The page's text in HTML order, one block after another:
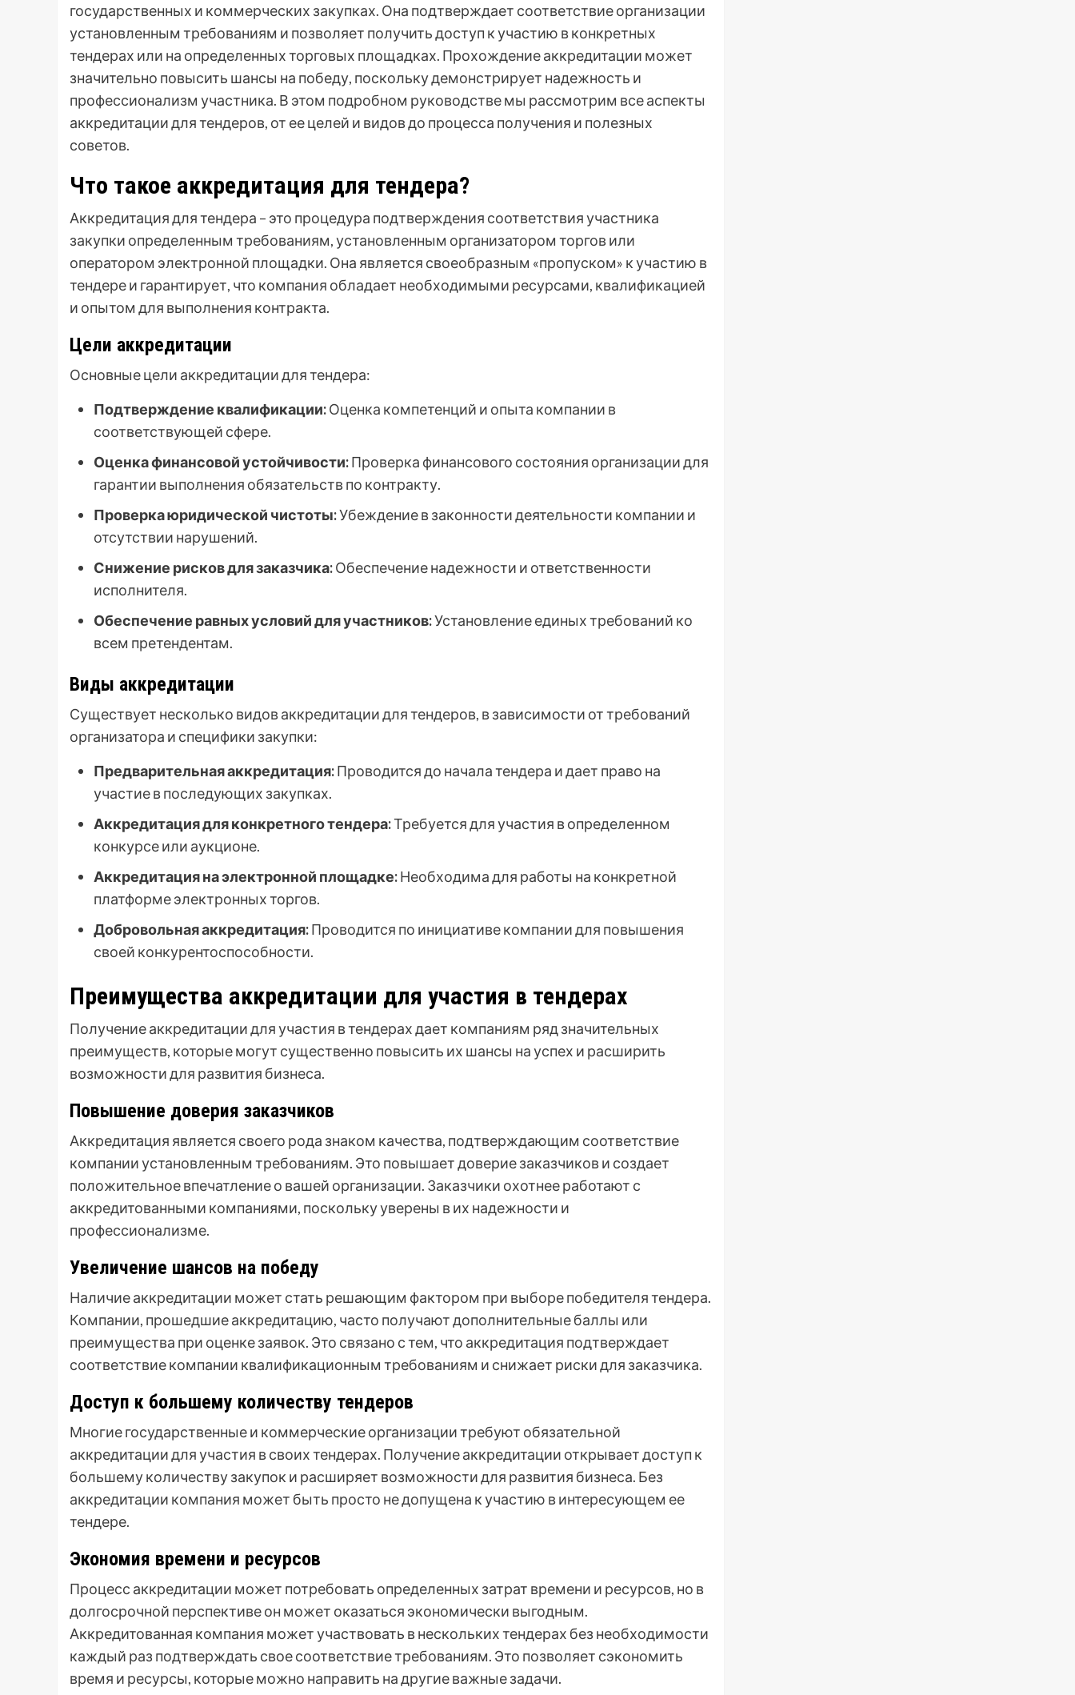
государственных и коммерческих закупках. Она подтверждает соответствие организации
установленным требованиям и позволяет получить доступ к участию в конкретных
тендерах или на определенных торговых площадках. Прохождение аккредитации может
значительно повысить шансы на победу, поскольку демонстрирует надежность и
профессионализм участника. В этом подробном руководстве мы рассмотрим все аспекты
аккредитации для тендеров, от ее целей и видов до процесса получения и полезных
советов.
Что такое аккредитация для тендера?
Аккредитация для тендера – это процедура подтверждения соответствия участника
закупки определенным требованиям, установленным организатором торгов или
оператором электронной площадки. Она является своеобразным «пропуском» к участию в
тендере и гарантирует, что компания обладает необходимыми ресурсами, квалификацией
и опытом для выполнения контракта.
Цели аккредитации
Основные цели аккредитации для тендера:
Подтверждение квалификации:Оценка компетенций и опыта компании в
соответствующей сфере.
Оценка финансовой устойчивости:Проверка финансового состояния организации для
гарантии выполнения обязательств по контракту.
Проверка юридической чистоты:Убеждение в законности деятельности компании и
отсутствии нарушений.
Снижение рисков для заказчика:Обеспечение надежности и ответственности
исполнителя.
Обеспечение равных условий для участников:Установление единых требований ко
всем претендентам.
Виды аккредитации
Существует несколько видов аккредитации для тендеров, в зависимости от требований
организатора и специфики закупки:
Предварительная аккредитация:Проводится до начала тендера и дает право на
участие в последующих закупках.
Аккредитация для конкретного тендера:Требуется для участия в определенном
конкурсе или аукционе.
Аккредитация на электронной площадке:Необходима для работы на конкретной
платформе электронных торгов.
Добровольная аккредитация:Проводится по инициативе компании для повышения
своей конкурентоспособности.
Преимущества аккредитации для участия в тендерах
Получение аккредитации для участия в тендерах дает компаниям ряд значительных
преимуществ, которые могут существенно повысить их шансы на успех и расширить
возможности для развития бизнеса.
Повышение доверия заказчиков
Аккредитация является своего рода знаком качества, подтверждающим соответствие
компании установленным требованиям. Это повышает доверие заказчиков и создает
положительное впечатление о вашей организации. Заказчики охотнее работают с
аккредитованными компаниями, поскольку уверены в их надежности и
профессионализме.
Увеличение шансов на победу
Наличие аккредитации может стать решающим фактором при выборе победителя тендера.
Компании, прошедшие аккредитацию, часто получают дополнительные баллы или
преимущества при оценке заявок. Это связано с тем, что аккредитация подтверждает
соответствие компании квалификационным требованиям и снижает риски для заказчика.
Доступ к большему количеству тендеров
Многие государственные и коммерческие организации требуют обязательной
аккредитации для участия в своих тендерах. Получение аккредитации открывает доступ к
большему количеству закупок и расширяет возможности для развития бизнеса. Без
аккредитации компания может быть просто не допущена к участию в интересующем ее
тендере.
Экономия времени и ресурсов
Процесс аккредитации может потребовать определенных затрат времени и ресурсов, но в
долгосрочной перспективе он может оказаться экономически выгодным.
Аккредитованная компания может участвовать в нескольких тендерах без необходимости
каждый раз подтверждать свое соответствие требованиям. Это позволяет сэкономить
время и ресурсы, которые можно направить на другие важные задачи.